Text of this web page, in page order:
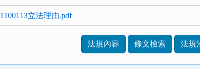
1100113立法理由.pdf
法規內容 條文檢索 法規